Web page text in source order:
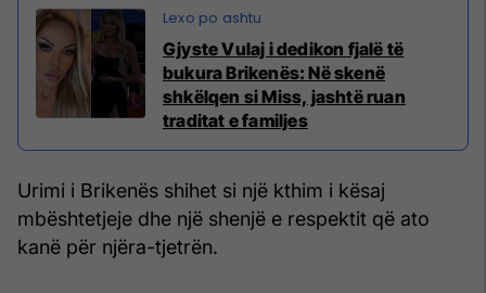
Gjyste Vulaj i dedikon fjalë të
bukura Brikenës: Në skenë
shkëlqen si Miss, jashtë ruan
traditat e familjes
Urimi i Brikenës shihet si një kthim i kësaj
mbështetjeje dhe një shenjë e respektit që ato
kanë për njëra-tjetrën.